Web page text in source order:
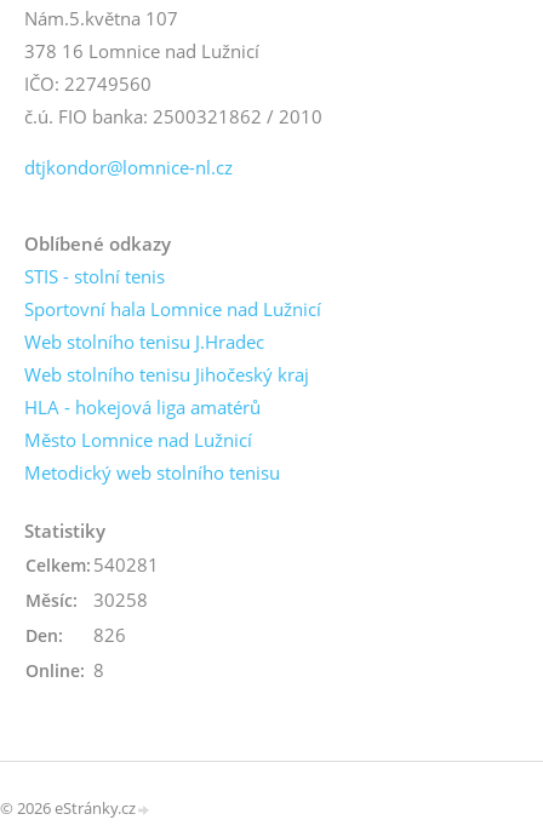
Nám.5.května 107
378 16 Lomnice nad Lužnicí
IČO: 22749560
č.ú. FIO banka: 2500321862 / 2010
dtjkondor@lomnice-nl.cz
Oblíbené odkazy
STIS - stolní tenis
Sportovní hala Lomnice nad Lužnicí
Web stolního tenisu J.Hradec
Web stolního tenisu Jihočeský kraj
HLA - hokejová liga amatérů
Město Lomnice nad Lužnicí
Metodický web stolního tenisu
Statistiky
Online: 8
Celkem: 540281
Měsíc: 30258
Den: 826
© 2026 eStránky.cz